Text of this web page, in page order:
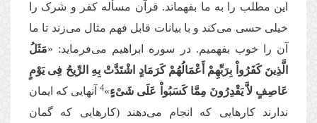
این مطلب را به ما بفهماند. قرآن مسأله کفر و شرک را
خیلی حسی می‌کند و با بیانات قابل فهم مثال می‌زند تا ما
آن را خوب بفهمیم. در سوره ابراهیم می‌فرماید: «مَثَلُ
الَّذِینَ كَفَرُواْ بِرَبِّهِمْ أَعْمَالُهُمْ كَرَمَادٍ اشْتَدَّتْ بِهِ الرِّیحُ فِی یَوْمٍ
عَاصِفٍ لاَّ یَقْدِرُونَ مِمَّا كَسَبُواْ عَلَى شَیْءٍ»
4آنهایی که ایمان
ندارند کارهایی که انجام می‌دهند (کارهایی که گمان